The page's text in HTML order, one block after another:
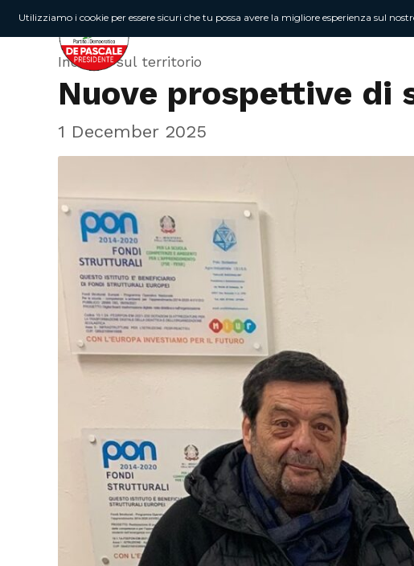
Incontri sul territorio
Nuove prospettive di
1 December 2025
Utilizziamo i cookie per essere sicuri che tu possa avere la migliore esperienza sul